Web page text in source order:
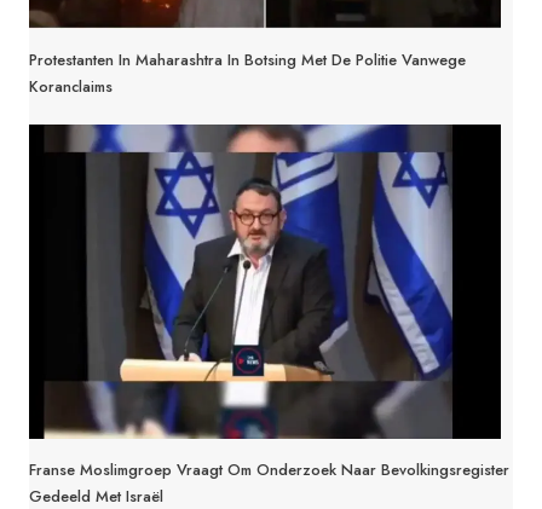
Protestanten In Maharashtra In Botsing Met De Politie Vanwege
Koranclaims
Franse Moslimgroep Vraagt Om Onderzoek Naar Bevolkingsregister
Gedeeld Met Israël